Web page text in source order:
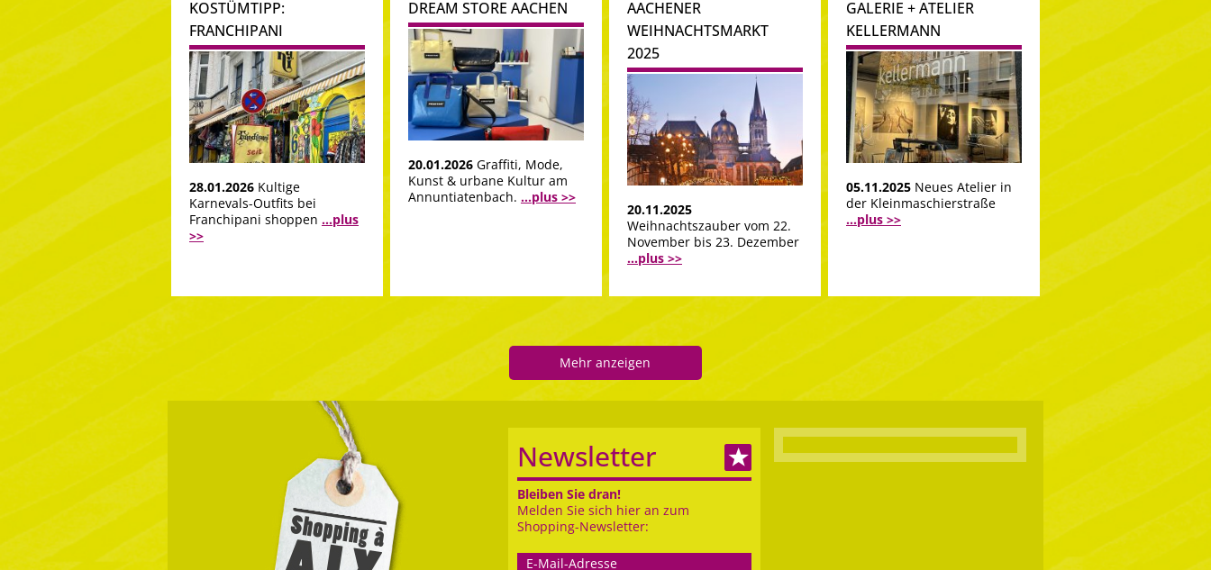
KOSTÜMTIPP:
FRANCHIPANI
28.01.2026 Kultige
Karnevals-Outfits bei
Franchipani shoppen ...plus
>>
DREAM STORE AACHEN
20.01.2026 Graffiti, Mode,
Kunst & urbane Kultur am
Annuntiatenbach. ...plus >>
AACHENER
WEIHNACHTSMARKT
2025
20.11.2025
Weihnachtszauber vom 22.
November bis 23. Dezember
...plus >>
GALERIE + ATELIER
KELLERMANN
05.11.2025 Neues Atelier in
der Kleinmaschierstraße
...plus >>
Mehr anzeigen
Newsletter
Bleiben Sie dran!
Melden Sie sich hier an zum
Shopping-Newsletter: